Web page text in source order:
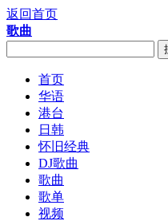
返回首页
歌曲
首页
华语
港台
日韩
怀旧经典
DJ歌曲
歌曲
歌单
视频